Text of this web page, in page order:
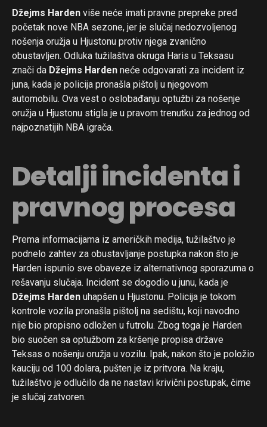
Džejms Harden više neće imati pravne prepreke pred
početak nove NBA sezone, jer je slučaj nedozvoljenog
nošenja oružja u Hjustonu protiv njega zvanično
obustavljen. Odluka tužilaštva okruga Haris u Teksasu
znači da Džejms Harden neće odgovarati za incident iz
juna, kada je policija pronašla pištolj u njegovom
automobilu. Ova vest o oslobađanju optužbi za nošenje
oružja u Hjustonu stigla je u pravom trenutku za jednog od
najpoznatijih NBA igrača.
Detalji incidenta i
pravnog procesa
Prema informacijama iz američkih medija, tužilaštvo je
podnelo zahtev za obustavljanje postupka nakon što je
Harden ispunio sve obaveze iz alternativnog sporazuma o
rešavanju slučaja. Incident se dogodio u junu, kada je
Džejms Harden uhapšen u Hjustonu. Policija je tokom
kontrole vozila pronašla pištolj na sedištu, koji navodno
nije bio propisno odložen u futrolu. Zbog toga je Harden
bio suočen sa optužbom za kršenje propisa države
Teksas o nošenju oružja u vozilu. Ipak, nakon što je položio
kauciju od 100 dolara, pušten je iz pritvora. Na kraju,
tužilaštvo je odlučilo da ne nastavi krivični postupak, čime
je slučaj zatvoren.